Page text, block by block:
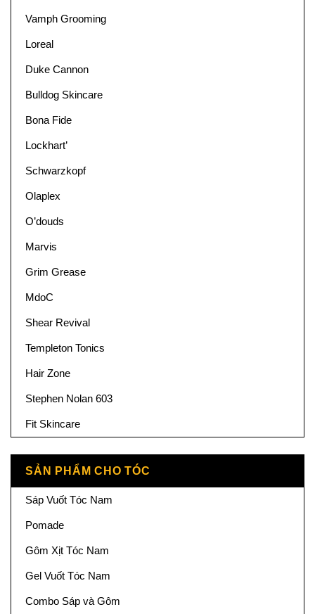
Vamph Grooming
Loreal
Duke Cannon
Bulldog Skincare
Bona Fide
Lockhart’
Schwarzkopf
Olaplex
O’douds
Marvis
Grim Grease
MdoC
Shear Revival
Templeton Tonics
Hair Zone
Stephen Nolan 603
Fit Skincare
SẢN PHẨM CHO TÓC
Sáp Vuốt Tóc Nam
Pomade
Gôm Xịt Tóc Nam
Gel Vuốt Tóc Nam
Combo Sáp và Gôm